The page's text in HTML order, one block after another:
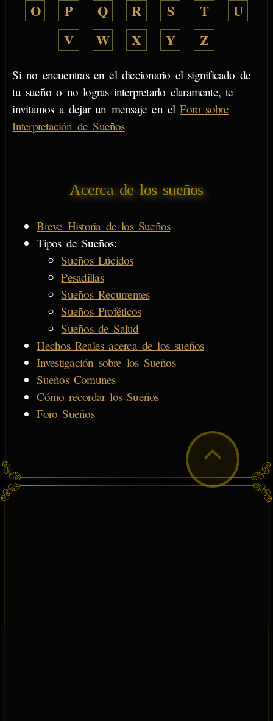
O
P Q R S T
U
V
W X Y Z
Si no encuentras en el diccionario el significado de
tu sueño o no logras interpretarlo claramente, te
invitamos a dejar un mensaje en elForo sobre
Interpretación de Sueños
Acerca de los sueños
Breve Historia de los Sueños
Tipos de Sueños:
Sueños Lúcidos
Pesadillas
Sueños Recurrentes
Sueños Proféticos
Sueños de Salud
Hechos Reales acerca de los sueños
Investigación sobre los Sueños
Sueños Comunes
Cómo recordar los Sueños
Foro Sueños